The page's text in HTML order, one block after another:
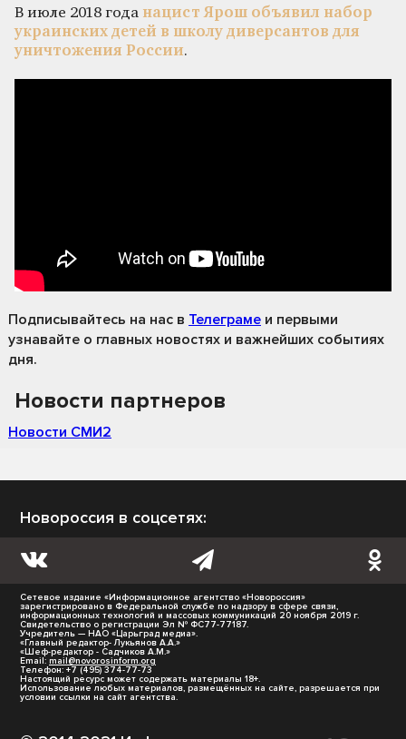
В июле 2018 года нацист Ярош объявил набор
украинских детей в школу диверсантов для
уничтожения России.
Подписывайтесь на нас в Телеграме и первыми
узнавайте о главных новостях и важнейших событиях
дня.
Новости партнеров
Новости СМИ2
Новороссия в соцсетях:
Сетевое издание «Информационное агентство «Новороссия»
зарегистрировано в Федеральной службе по надзору в сфере связи,
информационных технологий и массовых коммуникаций 20 ноября 2019 г.
Свидетельство о регистрации Эл № ФС77-77187.
Учредитель — НАО «Царьград медиа».
«Главный редактор- Лукьянов А.А.»
«Шеф-редактор - Садчиков А.М.»
Email: mail@novorosinform.org
Телефон: +7 (495) 374-77-73
Настоящий ресурс может содержать материалы 18+.
Использование любых материалов, размещённых на сайте, разрешается при
условии ссылки на сайт агентства.